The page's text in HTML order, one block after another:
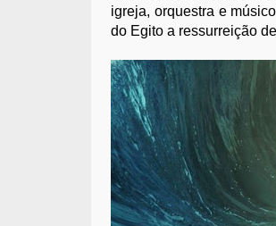
igreja, orquestra e
do Egito a ressurreição